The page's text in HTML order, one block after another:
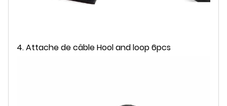
4. Attache de câble Hool and loop 6pcs